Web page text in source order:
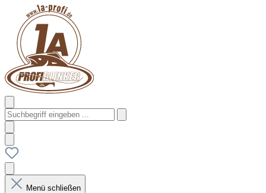
Menü schließen